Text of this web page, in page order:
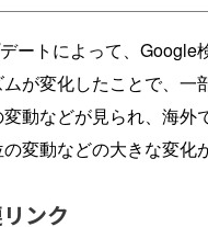
ートによって、Google
が変化したことで、一
動などが見られ、海外
変動などの大きな変化
ンク